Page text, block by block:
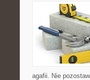
agafii. Nie